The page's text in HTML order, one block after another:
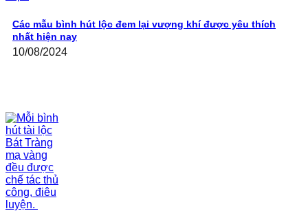
Các mẫu bình hút lộc đem lại vượng khí được yêu thích
nhất hiện nay
10/08/2024